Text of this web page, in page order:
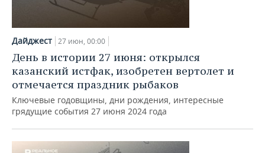
Дайджест 27 июн, 00:00
День в истории 27 июня: открылся
казанский истфак, изобретен вертолет и
отмечается праздник рыбаков
Ключевые годовщины, дни рождения, интересные
грядущие события 27 июня 2024 года